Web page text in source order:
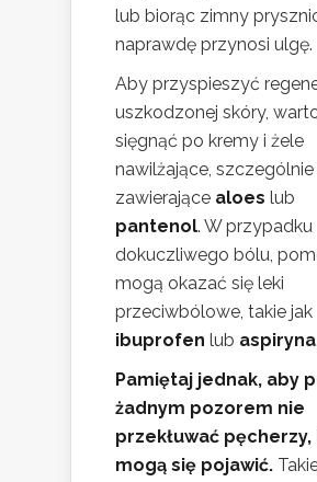
lub biorąc zimny
naprawdę przynosi ulgę.
Aby przyspieszyć
uszkodzonej skóry,
sięgnąć po kremy i żele
nawilżające,
zawierające aloes lub
pantenol. W przypadku
dokuczliwego bólu,
mogą okazać się leki
przeciwbólowe, takie jak
ibuprofen lub aspiryna.
Pamiętaj jednak, aby
żadnym pozorem nie
przekłuwać
mogą się pojawić.